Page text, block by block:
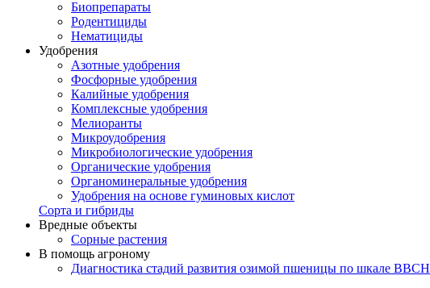
Биопрепараты
Родентициды
Нематициды
Удобрения
Азотные удобрения
Фосфорные удобрения
Калийные удобрения
Комплексные удобрения
Мелиоранты
Микроудобрения
Микробиологические удобрения
Органические удобрения
Органоминеральные удобрения
Удобрения на основе гуминовых кислот
Сорта и гибриды
Вредные объекты
Сорные растения
В помощь агроному
Диагностика стадий развития озимой пшеницы по шкале ВВСН